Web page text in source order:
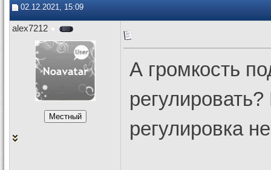
02.12.2021, 15:09
alex7212
А громкость
регулировка